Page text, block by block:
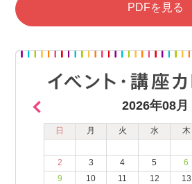
PDFを見る
2026年08月
日 月 火 水 木
2
3 4 5 6
9
10 11 12 13